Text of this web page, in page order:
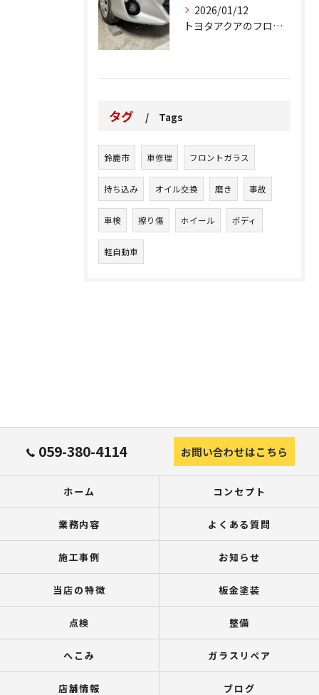
2026/01/12
トヨタアクアのフロントバンパーの右下側を縁石にぶつけてできた...
タグ Tags
鈴鹿市 車修理 フロントガラス
持ち込み オイル交換 磨き 事故
車検 擦り傷 ホイール ボディ
軽自動車
059-380-4114 お問い合わせはこちら
ホーム コンセプト
業務内容 よくある質問
施工事例 お知らせ
当店の特徴 板金塗装
点検 整備
へこみ ガラスリペア
店舗情報 ブログ